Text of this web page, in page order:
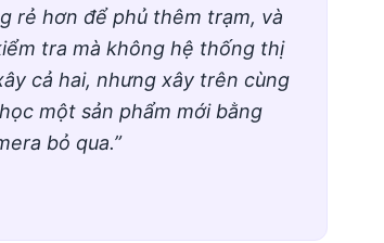
rẻ hơn để phủ thêm trạm, và
tra mà không hệ thống thị
cả hai, nhưng xây trên cùng
một sản phẩm mới bằng
bỏ qua.”